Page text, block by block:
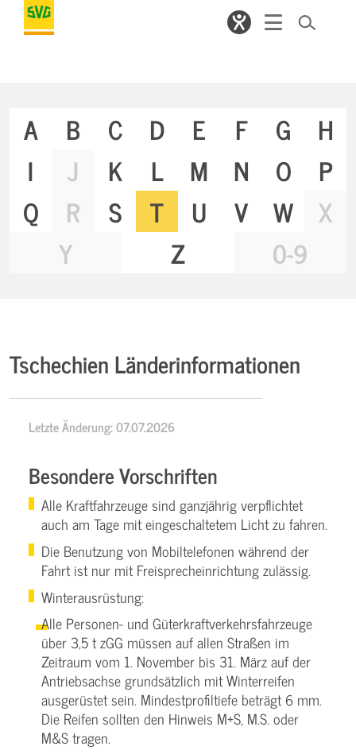
A B C D E F G
H
I
J K L M N O
P
Q
R S T U V W
X
Y
Z 0-9
Tschechien Länderinformationen
Letzte Änderung: 07.07.2026
Besondere Vorschriften
Alle Kraftfahrzeuge sind ganzjährig verpflichtet
auch am Tage mit eingeschaltetem Licht zu fahren.
Die Benutzung von Mobiltelefonen während der
Fahrt ist nur mit Freisprecheinrichtung zulässig.
Winterausrüstung:
Alle Personen- und Güterkraftverkehrsfahrzeuge
über 3,5 t zGG müssen auf allen Straßen im
Zeitraum vom 1. November bis 31. März auf der
Antriebsachse grundsätzlich mit Winterreifen
ausgerüstet sein. Mindestprofiltiefe beträgt 6 mm.
Die Reifen sollten den Hinweis M+S, M.S. oder
M&S tragen.